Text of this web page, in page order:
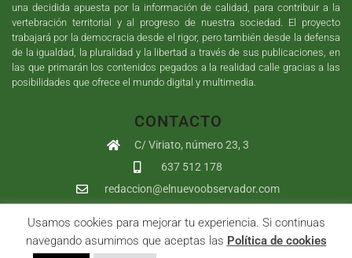
una decidida apuesta por la información de calidad, para contribuir a la
vertebración territorial y al progreso de nuestra sociedad. El proyecto
trabajará por la democracia desde el rigor, pero también desde la defensa
de la igualdad, la pluralidad y la libertad a través de sus publicaciones, en
las que primarán los contenidos pegados a la realidad calle gracias a las
posibilidades que ofrece el mundo digital y multimedia.
CONTACTO
C/ Viriato, número 23, 3
637 512 178
redaccion@elnuevoobservador.com
Copyright ©2026 El Nuevo Observador | Sumurdigital Diseño web
yDesarrollo| All Rights Reserved |
Usamos cookies para mejorar tu experiencia. Si continuas
navegando asumimos que aceptas las Política de cookies